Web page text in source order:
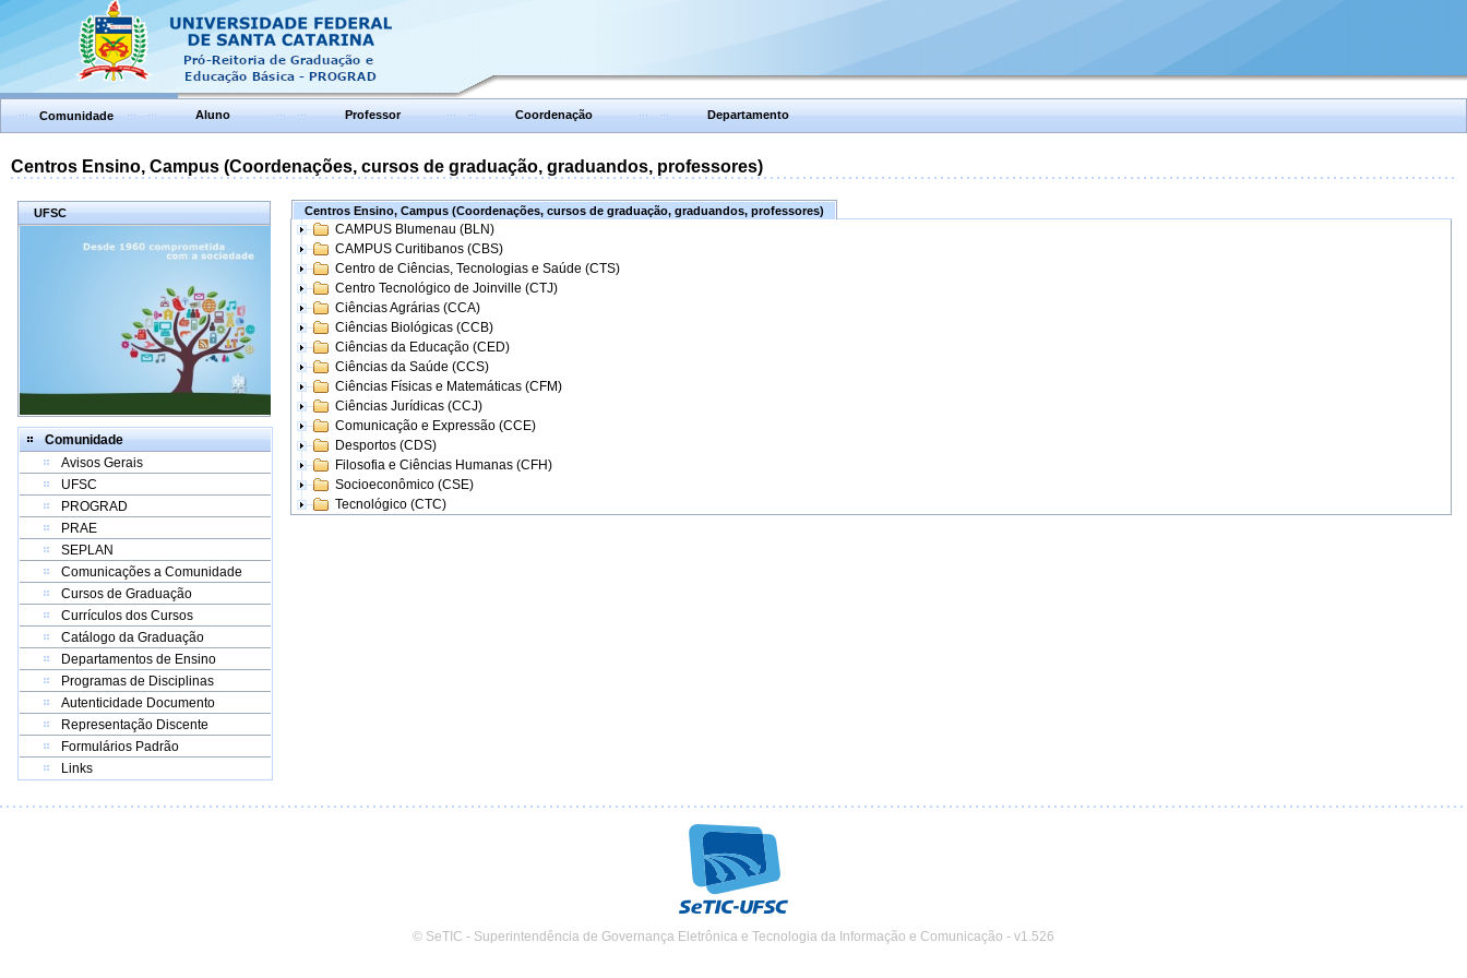
Comunidade Aluno Professor Coordenação Departamento
Centros Ensino, Campus (Coordenações, cursos de graduação, graduandos, professores)
UFSC
Comunidade
Avisos Gerais
UFSC
PROGRAD
PRAE
SEPLAN
Comunicações a Comunidade
Cursos de Graduação
Currículos dos Cursos
Catálogo da Graduação
Departamentos de Ensino
Programas de Disciplinas
Autenticidade Documento
Representação Discente
Formulários Padrão
Links
Centros Ensino, Campus (Coordenações, cursos de graduação, graduandos, professores)
CAMPUS Blumenau (BLN)
CAMPUS Curitibanos (CBS)
Centro de Ciências, Tecnologias e Saúde (CTS)
Centro Tecnológico de Joinville (CTJ)
Ciências Agrárias (CCA)
Ciências Biológicas (CCB)
Ciências da Educação (CED)
Ciências da Saúde (CCS)
Ciências Físicas e Matemáticas (CFM)
Ciências Jurídicas (CCJ)
Comunicação e Expressão (CCE)
Desportos (CDS)
Filosofia e Ciências Humanas (CFH)
Socioeconômico (CSE)
Tecnológico (CTC)
© SeTIC - Superintendência de Governança Eletrônica e Tecnologia da Informação e Comunicação - v1.526